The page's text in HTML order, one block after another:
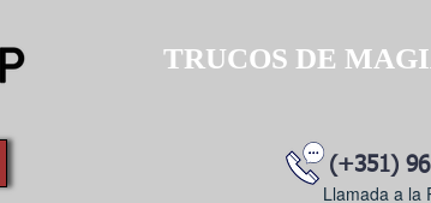
TRUCOS DE
(+351)
Llamada a la